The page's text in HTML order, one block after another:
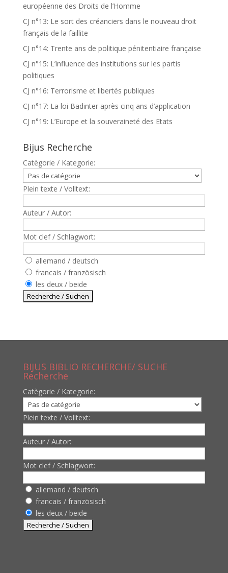
européenne des Droits de l’Homme
CJ n°13: Le sort des créanciers dans le nouveau droit
français de la faillite
CJ n°14: Trente ans de politique pénitentiaire française
CJ n°15: L’influence des institutions sur les partis
politiques
CJ n°16: Terrorisme et libertés publiques
CJ n°17: La loi Badinter après cinq ans d’application
CJ n°19: L’Europe et la souveraineté des Etats
Bijus Recherche
Catègorie / Kategorie:
Plein texte / Volltext:
Auteur / Autor:
Mot clef / Schlagwort:
allemand / deutsch
francais / französisch
les deux / beide
BIJUS BIBLIO RECHERCHE/ SUCHE
Recherche
Catègorie / Kategorie:
Plein texte / Volltext:
Auteur / Autor:
Mot clef / Schlagwort:
allemand / deutsch
francais / französisch
les deux / beide